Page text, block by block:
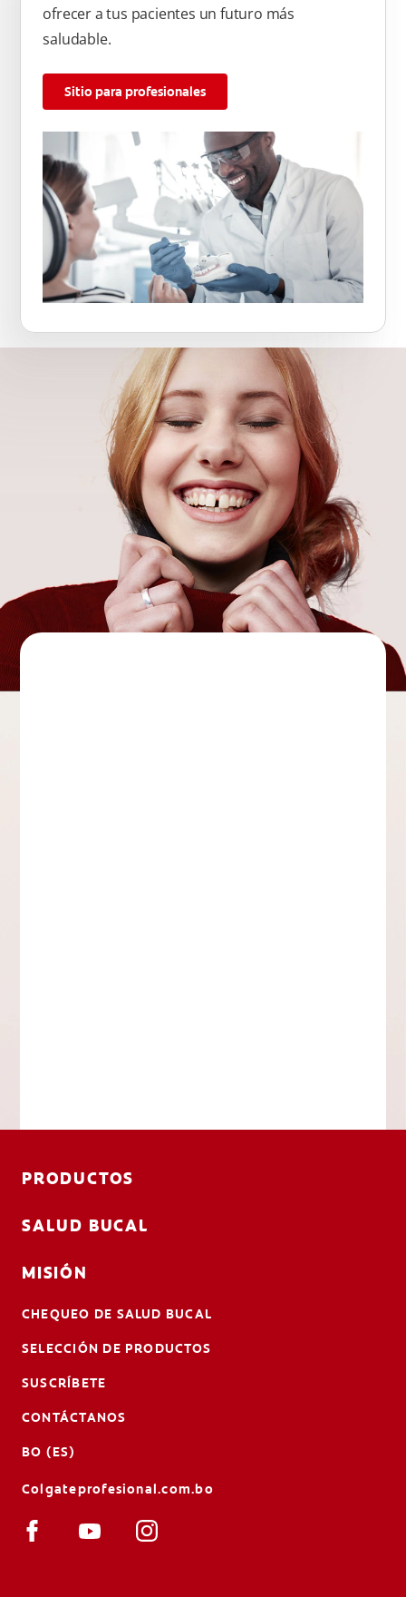
ofrecer a tus pacientes un futuro más
saludable.
Sitio para profesionales
PRODUCTOS
SALUD BUCAL
MISIÓN
CHEQUEO DE SALUD BUCAL
SELECCIÓN DE PRODUCTOS
SUSCRÍBETE
CONTÁCTANOS
BO (ES)
Colgateprofesional.com.bo